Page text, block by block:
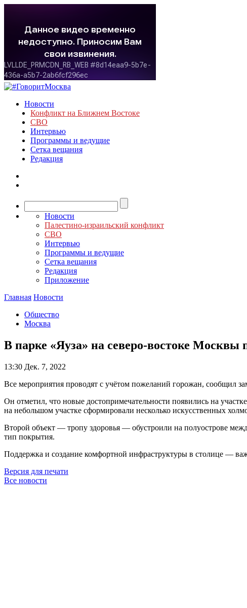
Новости
Конфликт на Ближнем Востоке
СВО
Интервью
Программы и ведущие
Сетка вещания
Редакция
Новости
Палестино-израильский конфликт
СВО
Интервью
Программы и ведущие
Сетка вещания
Редакция
Приложение
Главная Новости
Общество
Москва
В парке «Яуза» на северо-востоке
13:30 Дек. 7, 2022
Все мероприятия проводят с учётом пожеланий горожан, сообщил
Он отметил, что новые достопримечательности появились на
на небольшом участке сформировали несколько искусственных
Второй объект — тропу здоровья — обустроили на полуострове
тип покрытия.
Поддержка и создание комфортной инфраструктуры в столице —
Версия для печати
Все новости